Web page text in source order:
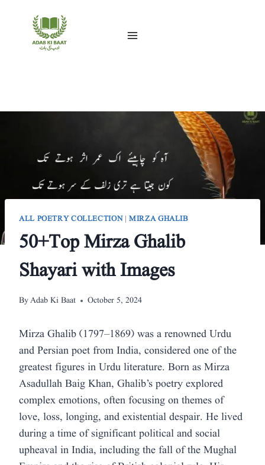
ALL POETRY COLLECTION|MIRZA GHALIB
50+Top Mirza Ghalib
Shayari with Images
ByAdab Ki Baat October 5, 2024
Mirza Ghalib (1797–1869) was a renowned Urdu
and Persian poet from India, considered one of the
greatest figures in Urdu literature. Born as Mirza
Asadullah Baig Khan, Ghalib’s poetry explored
complex emotions, often focusing on themes of
love, loss, longing, and existential despair. He lived
during a time of significant political and social
upheaval in India, including the fall of the Mughal